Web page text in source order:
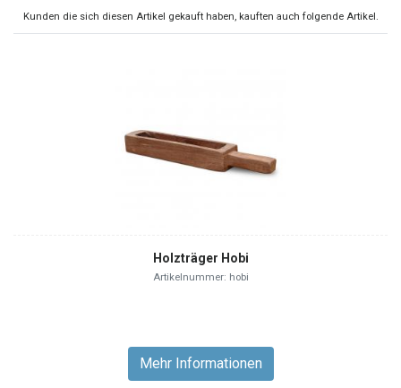
Kunden die sich diesen Artikel gekauft haben, kauften auch folgende Artikel.
Holzträger Hobi
Artikelnummer: hobi
Mehr Informationen